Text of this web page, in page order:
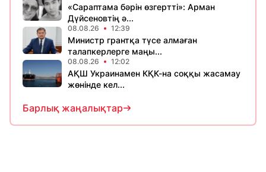
«Сараптама бәрін өзгертті»: Арман
Дүйсеновтің ә...
08.08.26 12:39
Министр грантқа түсе алмаған
талапкерлерге маңы...
08.08.26 12:02
АҚШ Украинамен КҚК-на соққы жасамау
жөнінде кел...
Барлық жаңалықтар